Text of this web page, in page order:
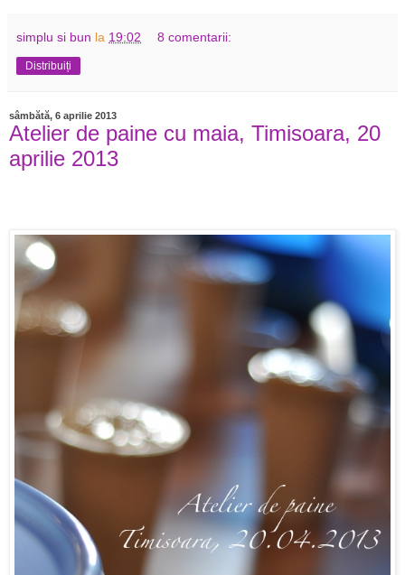
simplu si bun la 19:02 8 comentarii:
Distribuiți
sâmbătă, 6 aprilie 2013
Atelier de paine cu maia, Timisoara, 20
aprilie 2013